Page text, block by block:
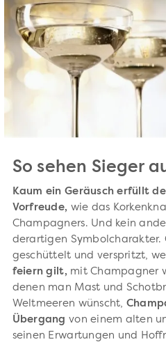
So sehen Sieger
Kaum ein Geräusch erfüllt
Vorfreude, wie das
Champagners. Und kein
derartigen Symbolcharakter.
geschüttelt und verspritzt,
feiern gilt, mit Champagner
denen man Mast und
Weltmeeren wünscht,
Übergang von einem alten
seinen Erwartungen und